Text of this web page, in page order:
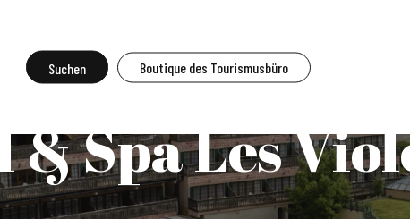
Boutique des Tourismusbüro
Suche
& Spa Les